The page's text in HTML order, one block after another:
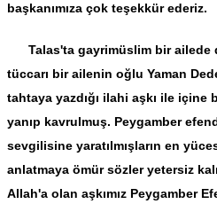
başkanımıza çok teşekkür ederiz.
Talas'ta gayrimüslim bir ailede
tüccarı bir ailenin oğlu Yaman
tahtaya yazdığı ilahi aşkı ile
yanıp kavrulmuş. Peygamber
sevgilisine yaratılmışların en
anlatmaya ömür sözler yetersiz
Allah'a olan aşkımız Peygamber